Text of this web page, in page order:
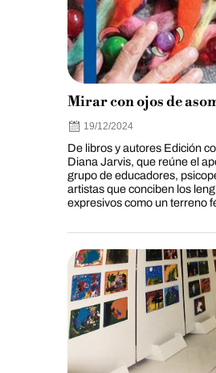
Mirar con ojos de
19/12/2024
De libros y autores Edición
Diana Jarvis, que reúne el
grupo de educadores,
artistas que conciben los
expresivos como un terreno